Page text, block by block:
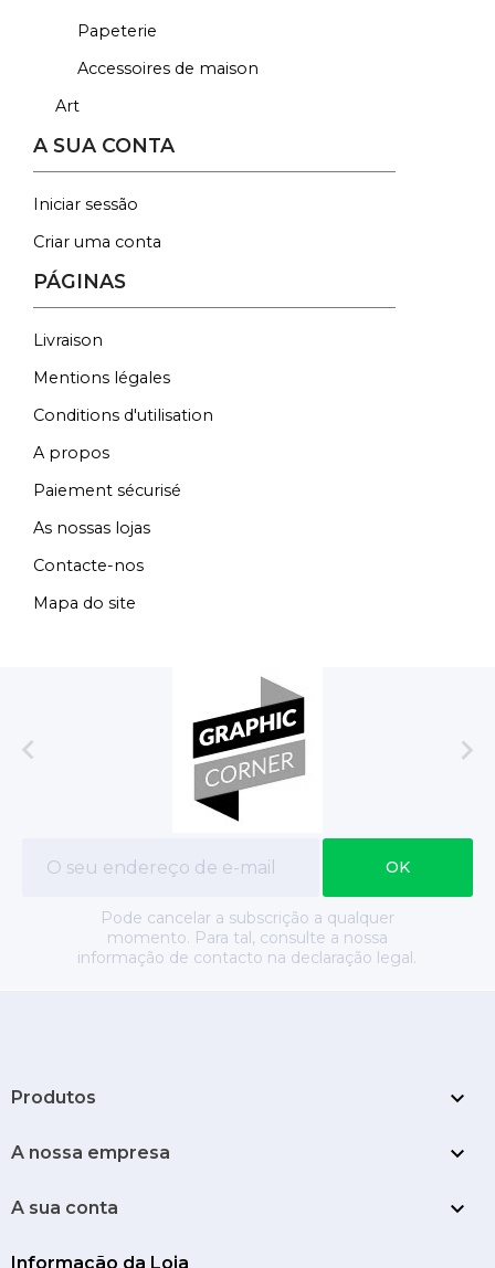
Papeterie
Accessoires de maison
Art
A SUA CONTA
Iniciar sessão
Criar uma conta
PÁGINAS
Livraison
Mentions légales
Conditions d'utilisation
A propos
Paiement sécurisé
As nossas lojas
Contacte-nos
Mapa do site
 
Pode cancelar a subscrição a qualquer
momento. Para tal, consulte a nossa
informação de contacto na declaração legal.
Produtos 
A nossa empresa 
A sua conta 
Informação da Loja